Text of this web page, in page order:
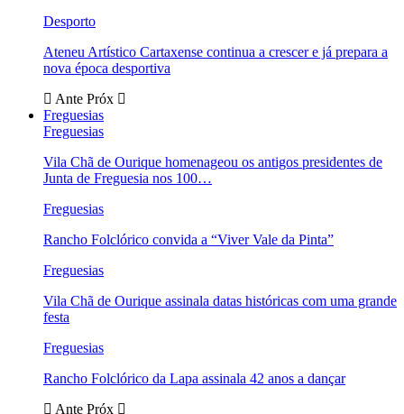
Desporto
Ateneu Artístico Cartaxense continua a crescer e já prepara a
nova época desportiva
Ante Próx
Freguesias
Freguesias
Vila Chã de Ourique homenageou os antigos presidentes de
Junta de Freguesia nos 100…
Freguesias
Rancho Folclórico convida a “Viver Vale da Pinta”
Freguesias
Vila Chã de Ourique assinala datas históricas com uma grande
festa
Freguesias
Rancho Folclórico da Lapa assinala 42 anos a dançar
Ante Próx